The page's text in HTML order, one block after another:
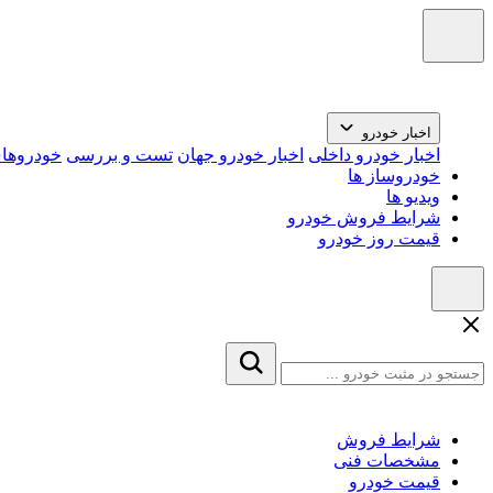
اخبار خودرو
اخبار خودرو داخلی اخبار خودرو جهان تست و بررسی
خودروساز ها
ویدیو ها
شرایط فروش خودرو
قیمت روز خودرو
شرایط فروش
مشخصات فنی
قیمت خودرو